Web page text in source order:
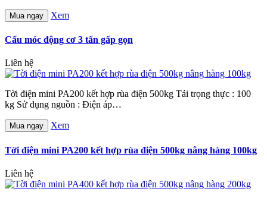
Mua ngay Xem
Cẩu móc động cơ 3 tấn gấp gọn
Liên hệ
Tời điện mini PA200 kết hợp rùa điện 500kg Tải trọng thực : 100
kg Sử dụng nguồn : Điện áp…
Mua ngay Xem
Tời điện mini PA200 kết hợp rùa điện 500kg nâng hàng 100kg
Liên hệ